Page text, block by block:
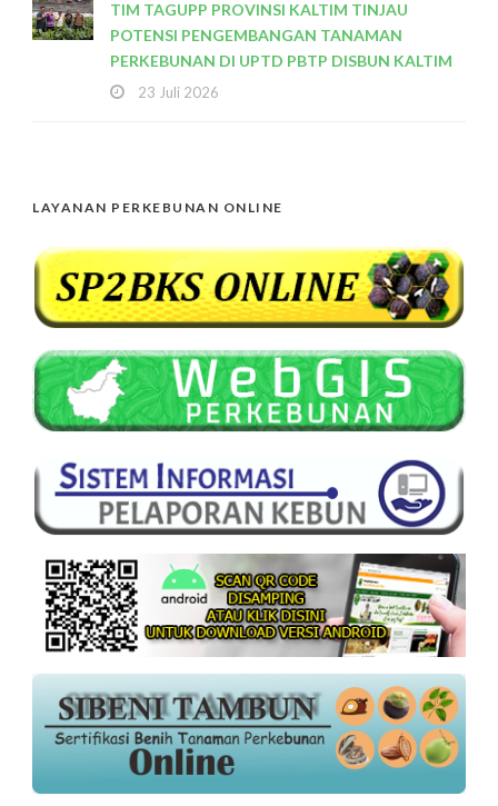
TIM TAGUPP PROVINSI KALTIM TINJAU
POTENSI PENGEMBANGAN TANAMAN
PERKEBUNAN DI UPTD PBTP DISBUN KALTIM
23 Juli 2026
LAYANAN PERKEBUNAN ONLINE